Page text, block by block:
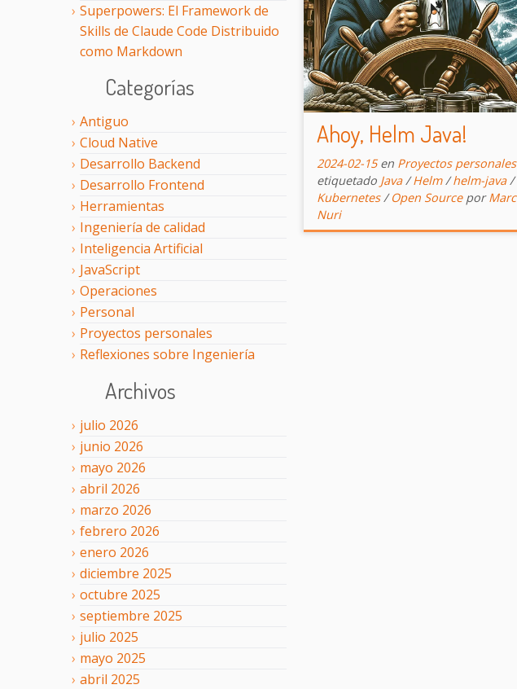
Superpowers: El Framework de
Skills de Claude Code Distribuido
como Markdown
Categorías
Antiguo
Cloud Native
Desarrollo Backend
Desarrollo Frontend
Herramientas
Ingeniería de calidad
Inteligencia Artificial
JavaScript
Operaciones
Personal
Proyectos personales
Reflexiones sobre Ingeniería
Archivos
julio 2026
junio 2026
mayo 2026
abril 2026
marzo 2026
febrero 2026
enero 2026
diciembre 2025
octubre 2025
septiembre 2025
julio 2025
mayo 2025
abril 2025
Ahoy, Helm Java!
2024-02-15 en Proyectos personales
etiquetado Java/Helm/helm-java/
Kubernetes/Open Source por Marc
Nuri